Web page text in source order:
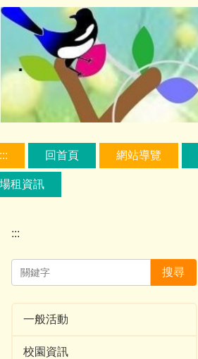
跳
到
內
區
::: 回首頁 網站導覽
場租資訊
:::
搜尋
一般活動
校園資訊